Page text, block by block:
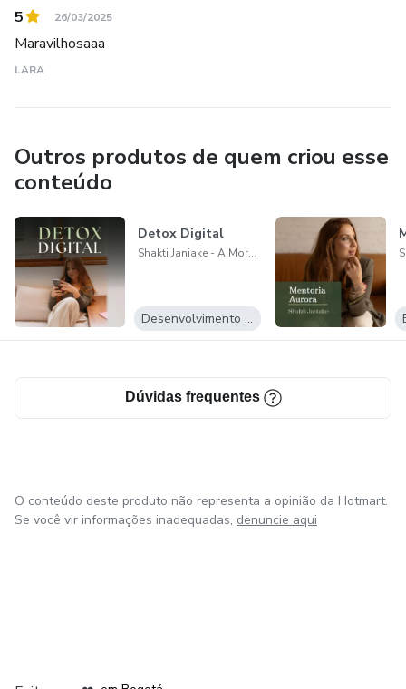
5 26/03/2025
Maravilhosaaa
LARA
Outros produtos de quem criou esse
conteúdo
Detox Digital
Shakti Janiake - A Morada
Desenvolvimento Pessoal
Dúvidas frequentes
O conteúdo deste produto não representa a opinião da Hotmart.
Se você vir informações inadequadas, denuncie aqui